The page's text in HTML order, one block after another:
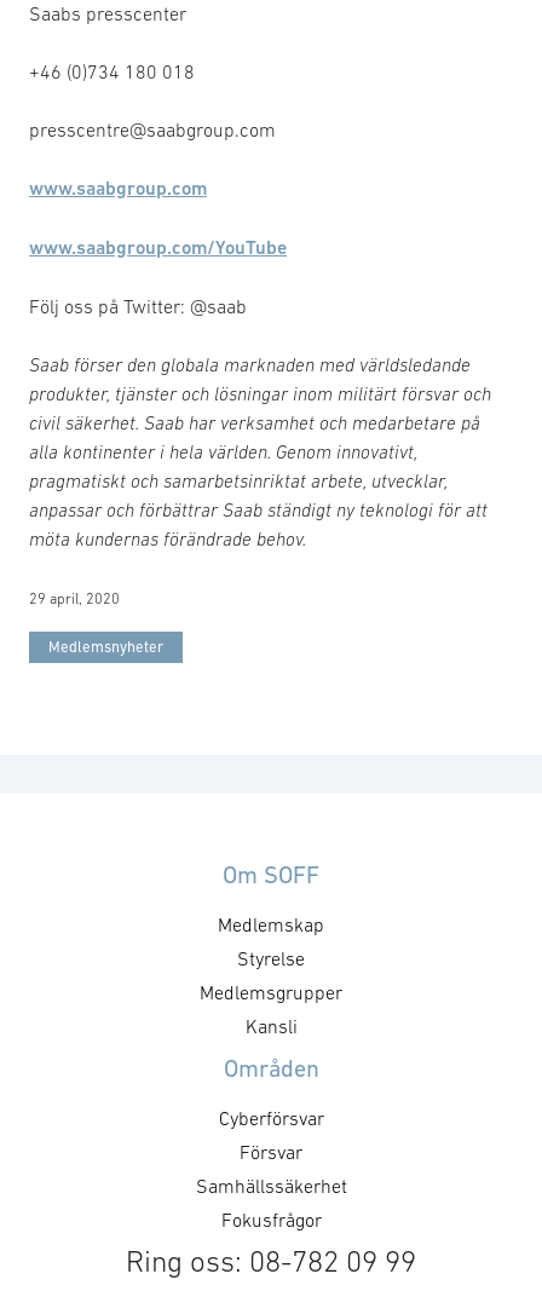
Saabs presscenter
+46 (0)734 180 018
presscentre@saabgroup.com
www.saabgroup.com
www.saabgroup.com/YouTube
Följ oss på Twitter: @saab
Saab förser den globala marknaden med världsledande
produkter, tjänster och lösningar inom militärt försvar och
civil säkerhet. Saab har verksamhet och medarbetare på
alla kontinenter i hela världen. Genom innovativt,
pragmatiskt och samarbetsinriktat arbete, utvecklar,
anpassar och förbättrar Saab ständigt ny teknologi för att
möta kundernas förändrade behov.
29 april, 2020
Medlemsnyheter
Om SOFF
Medlemskap
Styrelse
Medlemsgrupper
Kansli
Områden
Cyberförsvar
Försvar
Samhällssäkerhet
Fokusfrågor
Ring oss: 08-782 09 99